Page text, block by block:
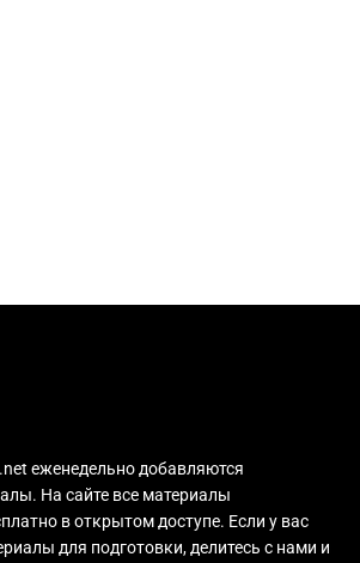
еженедельно добавляются
На сайте все материалы
в открытом доступе. Если у вас
для подготовки, делитесь с нами и